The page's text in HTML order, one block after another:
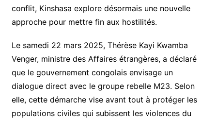
conflit, Kinshasa explore désormais une nouvelle
approche pour mettre fin aux hostilités.
Le samedi 22 mars 2025, Thérèse Kayi Kwamba
Venger, ministre des Affaires étrangères, a déclaré
que le gouvernement congolais envisage un
dialogue direct avec le groupe rebelle M23. Selon
elle, cette démarche vise avant tout à protéger les
populations civiles qui subissent les violences du